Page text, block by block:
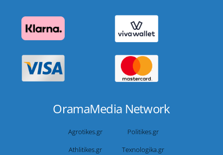
OramaMedia Network
Agrotikes.gr
Politikes.gr
Athlitikes.gr
Texnologika.gr